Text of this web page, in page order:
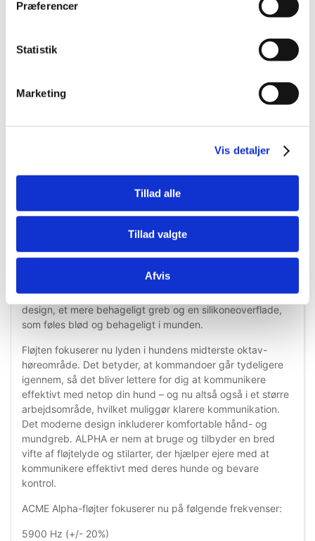
Præferencer
Statistik
Marketing
Vis detaljer
Tillad alle
Tillad valgte
Afvis
Specifikationer
Udviklingen af de nye ACME Alpha-fløjter er sket med
i hånden, når du bruger dem. De nye fløjter er tilgængelig i
optimale fløjtekvalitet. Det er samtidig lykkedes at øge
fløjternes aktionsradius, så du nu får et 17% større
endnu bedre kan forstå dine kommandoer. Ud over at
opgradere effektiviteten, har fløjterne fået et lettere
design, et mere behageligt greb og en silikoneoverflade,
som føles blød og behageligt i munden.
Fløjten fokuserer nu lyden i hundens midterste oktav-
høreområde. Det betyder, at kommandoer går tydeligere
igennem, så det bliver lettere for dig at kommunikere
effektivt med netop din hund – og nu altså også i et større
arbejdsområde, hvilket muliggør klarere kommunikation.
Det moderne design inkluderer komfortable hånd- og
mundgreb. ALPHA er nem at bruge og tilbyder en bred
vifte af fløjtelyde og stilarter, der hjælper ejere med at
kommunikere effektivt med deres hunde og bevare
kontrol.
ACME Alpha-fløjter fokuserer nu på følgende frekvenser:
5900 Hz (+/- 20%)